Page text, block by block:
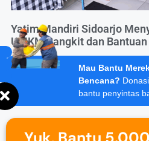
Yatim Mandiri Sidoarjo
UMKM Bangkit dan
Mau Bantu
Bencana?
bantu penyintas